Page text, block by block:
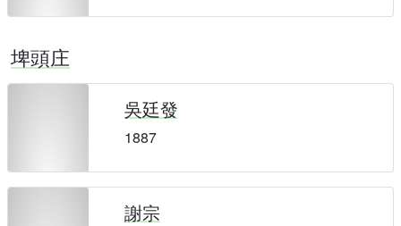
埤頭庄
吳廷發
1887
謝宗